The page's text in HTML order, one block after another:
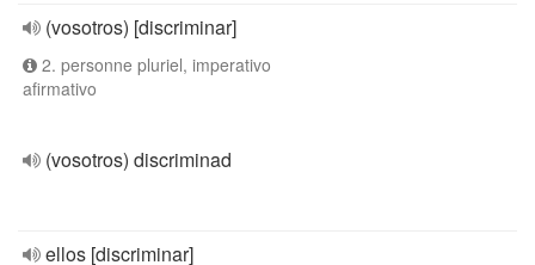
(vosotros) [discriminar]
2. personne pluriel, imperativo
afirmativo
(vosotros) discriminad
ellos [discriminar]